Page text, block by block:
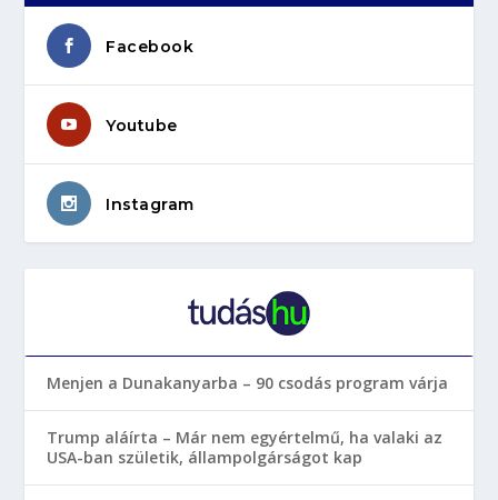
Facebook
Youtube
Instagram
Menjen a Dunakanyarba – 90 csodás program várja
Trump aláírta – Már nem egyértelmű, ha valaki az
USA-ban születik, állampolgárságot kap